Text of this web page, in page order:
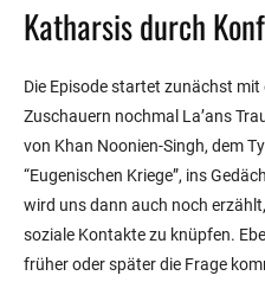
Katharsis durch
Die Episode startet zunächst mit
Zuschauern nochmal La’ans
von Khan Noonien-Singh, dem
“Eugenischen Kriege”, ins
wird uns dann auch noch
soziale Kontakte zu knüpfen.
früher oder später die Frage